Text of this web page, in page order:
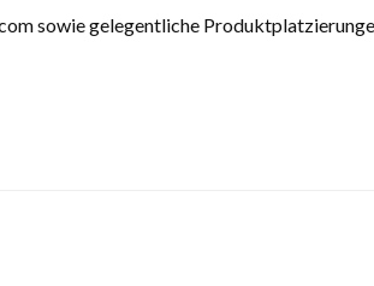
sowie gelegentliche